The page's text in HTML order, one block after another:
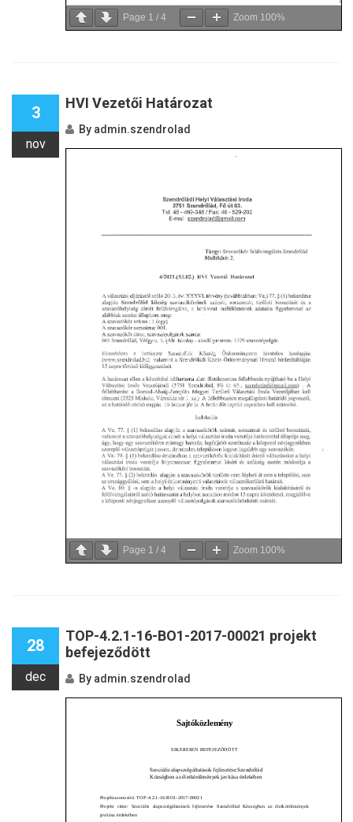
Page 1 /4 Zoom 100%
3
nov
HVI Vezetői Határozat
By admin.szendrolad
Page 1 /4 Zoom 100%
28
dec
TOP-4.2.1-16-BO1-2017-00021 projekt
befejeződött
By admin.szendrolad